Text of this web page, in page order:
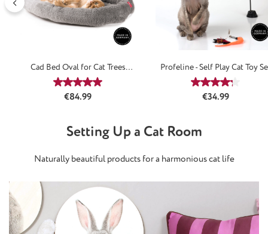
Cad Bed Oval for Cat Trees
ClassicsilverAverage rating of 5 out of 5 stars
Regular price:
€84.99
Profeline - Self Play Cat Toy
Average
Regular price:
€34.99
Setting Up a Cat Room
Naturally beautiful products for a harmonious cat life